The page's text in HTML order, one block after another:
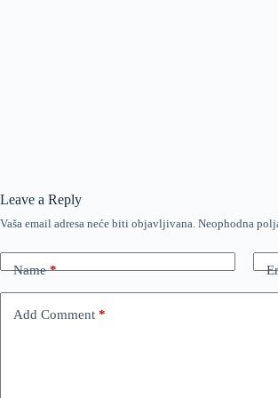
Leave a Reply
Vaša email adresa neće biti objavljivana. Neophodna
Name*
Add Comment *